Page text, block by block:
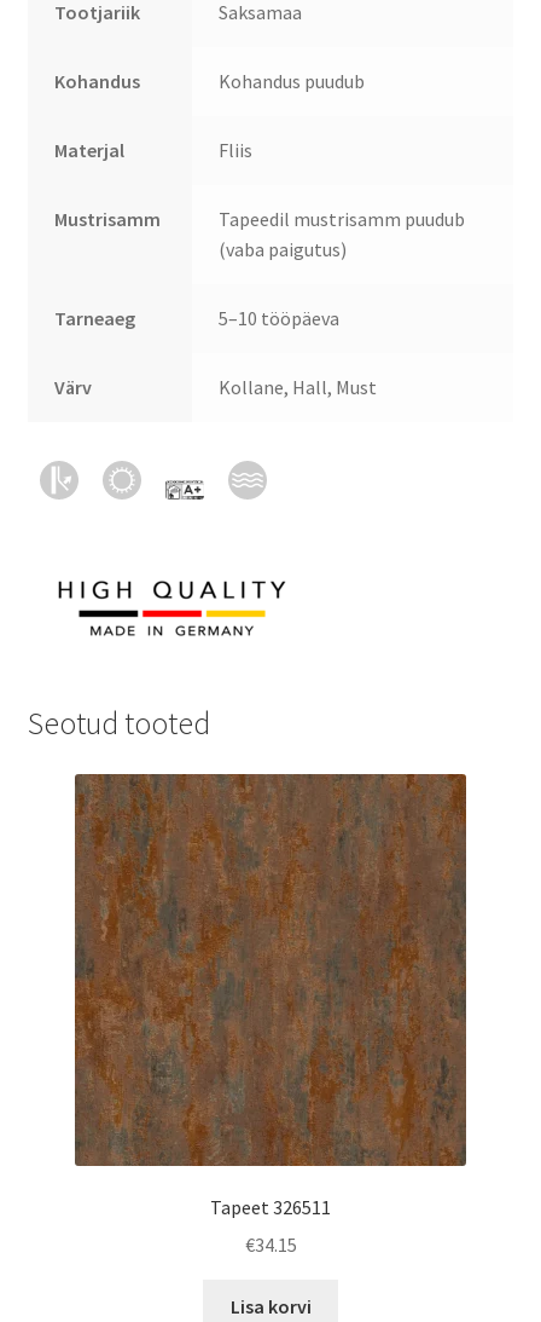
Tootjariik Saksamaa
Kohandus Kohandus puudub
Materjal Fliis
Mustrisamm
Tapeedil mustrisamm puudub
(vaba paigutus)
Tarneaeg 5–10 tööpäeva
Värv Kollane, Hall, Must
Seotud tooted
Tapeet 326511
€34.15
Lisa korvi